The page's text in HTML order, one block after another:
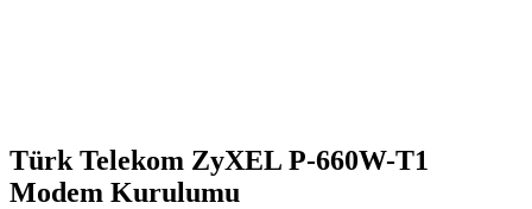
Türk Telekom ZyXEL P-660W-T1
Modem Kurulumu